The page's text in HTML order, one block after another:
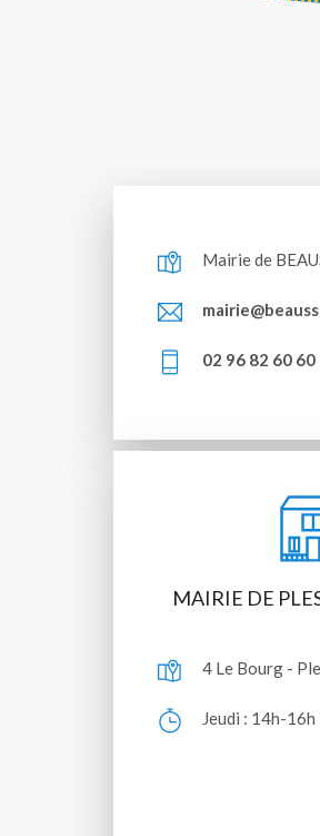
Mairie de
02 96 82 60 60
MAIRIE DE
4 Le Bourg -
Jeudi : 14h-16h